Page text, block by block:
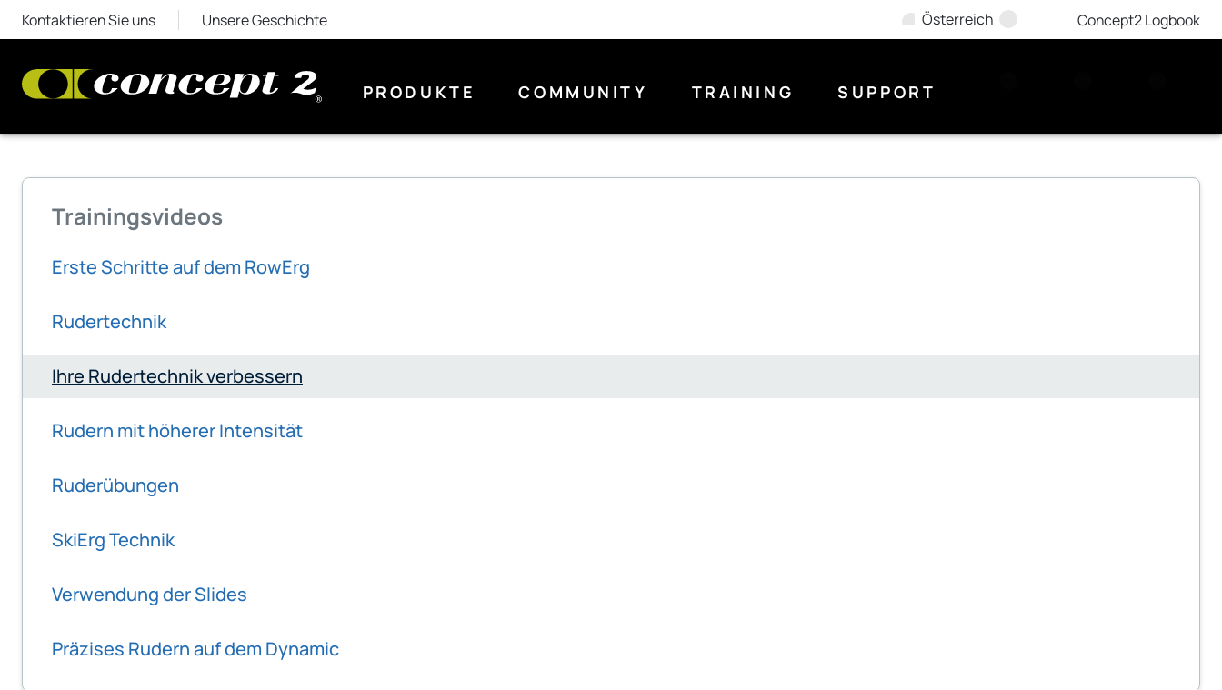
Kontaktieren Sie uns Unsere Geschichte Österreich Concept2 Logbook
PRODUKTE COMMUNITY TRAINING SUPPORT
Trainingsvideos
Erste Schritte auf dem RowErg
Rudertechnik
Ihre Rudertechnik verbessern
Rudern mit höherer Intensität
Ruderübungen
SkiErg Technik
Verwendung der Slides
Präzises Rudern auf dem Dynamic